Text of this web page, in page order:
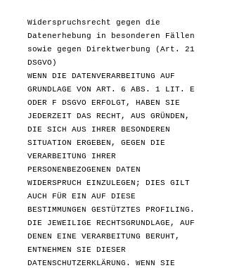
Widerspruchsrecht gegen die
Datenerhebung in besonderen Fällen
sowie gegen Direktwerbung (Art. 21
DSGVO)
WENN DIE DATENVERARBEITUNG AUF
GRUNDLAGE VON ART. 6 ABS. 1 LIT. E
ODER F DSGVO ERFOLGT, HABEN SIE
JEDERZEIT DAS RECHT, AUS GRÜNDEN,
DIE SICH AUS IHRER BESONDEREN
SITUATION ERGEBEN, GEGEN DIE
VERARBEITUNG IHRER
PERSONENBEZOGENEN DATEN
WIDERSPRUCH EINZULEGEN; DIES GILT
AUCH FÜR EIN AUF DIESE
BESTIMMUNGEN GESTÜTZTES PROFILING.
DIE JEWEILIGE RECHTSGRUNDLAGE, AUF
DENEN EINE VERARBEITUNG BERUHT,
ENTNEHMEN SIE DIESER
DATENSCHUTZERKLÄRUNG. WENN SIE